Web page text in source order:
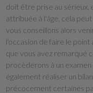
doit être prise au
attribuée à l'âge, cela
vous conseillons alors
l'occasion de faire le point
que vous avez remarqué
procèderons à un
également réaliser un
précocement certaines